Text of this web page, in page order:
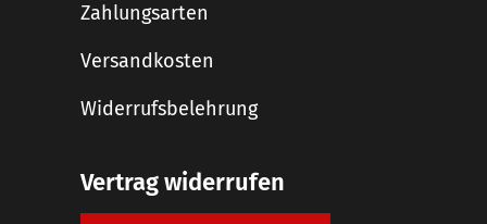
Zahlungsarten
Versandkosten
Widerrufsbelehrung
Vertrag widerrufen